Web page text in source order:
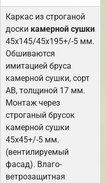
Каркас из строганой
доски камерной сушки
45х145/45х195+/-5 мм.
Обшиваются
имитацией бруса
камерной сушки, сорт
АВ, толщиной 17 мм.
Монтаж через
строганый брусок
камерной сушки
45х45+/-5 мм.
(вентилируемый
фасад). Влаго-
ветрозащитная